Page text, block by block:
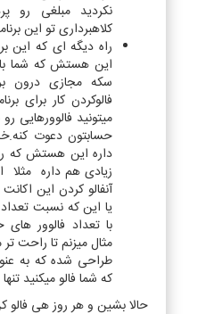
نکردید مبلغی رو
کلاهبرداری تو این برنامه
راه دیگه ای که این
این هستش که شما با
سکه مجازی درون
فالوکردن کار برای
میتونید فالوورهایی رو
حسابتون دعوت
داره این هستش که
زیادی هم داره مثلا
آنفالو کردن این اکانت
یا این که نسبت تعداد
با تعداد فالوور های
مثال میزنم تا راحت تر
که شما فالو میکنید تنها 30 فالوور به شما میدهد .
حالا بشین و هر روز هی فالو کن